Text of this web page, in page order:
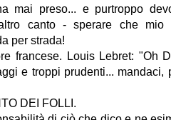
mai preso... e purtroppo
canto - sperare che mio
per strada!
francese. Louis Lebret: "Oh
e troppi prudenti... mandaci,
DEI FOLLI.